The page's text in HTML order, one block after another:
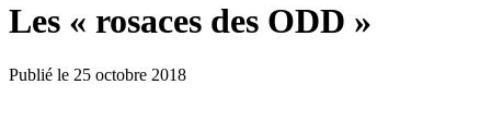
Les « rosaces des ODD »
Publié le 25 octobre 2018